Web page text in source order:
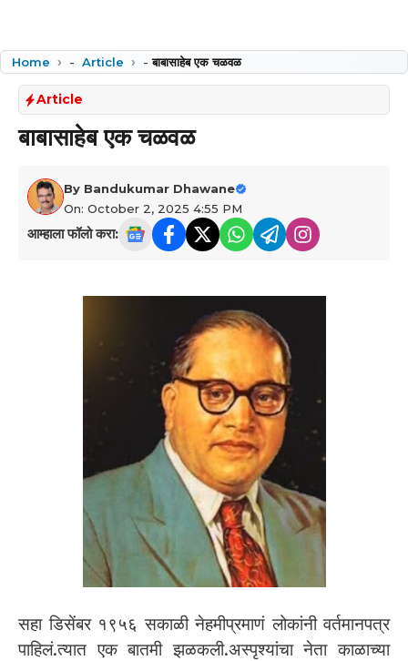
Home - Article -बाबासाहेब एक चळवळ
Article
बाबासाहेब एक चळवळ
By Bandukumar Dhawane
On: October 2, 2025 4:55 PM
आम्हाला फॉलो करा:
सहा डिसेंबर १९५६ सकाळी नेहमीप्रमाणं लोकांनी वर्तमानपत्र
पाहिलं.त्यात एक बातमी झळकली.अस्पृश्यांचा नेता काळाच्या